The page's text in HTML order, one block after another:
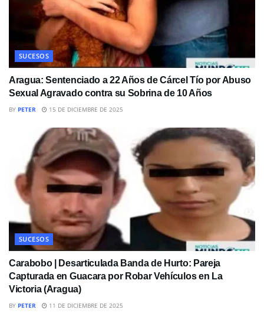
SUCESOS
Aragua: Sentenciado a 22 Años de Cárcel Tío por Abuso
Sexual Agravado contra su Sobrina de 10 Años
BY PETER 15 DE DICIEMBRE DE 2025
SUCESOS
Carabobo | Desarticulada Banda de Hurto: Pareja
Capturada en Guacara por Robar Vehículos en La
Victoria (Aragua)
BY PETER 11 DE DICIEMBRE DE 2025